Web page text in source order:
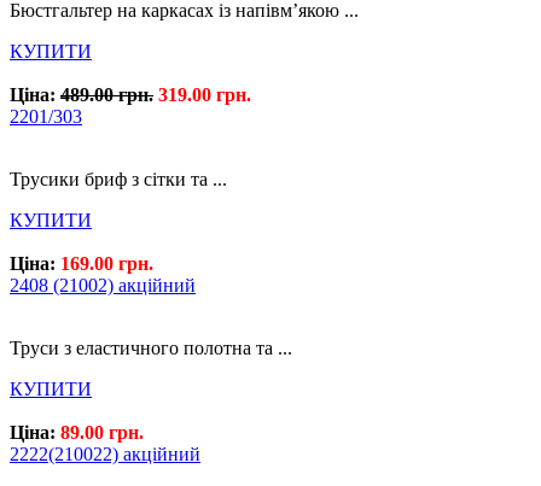
Бюстгальтер на каркасах із напівм’якою ...
КУПИТИ
Ціна: 489.00 грн. 319.00 грн.
2201/303
Трусики бриф з сітки та ...
КУПИТИ
Ціна: 169.00 грн.
2408 (21002) акційний
Труси з еластичного полотна та ...
КУПИТИ
Ціна: 89.00 грн.
2222(210022) акційний